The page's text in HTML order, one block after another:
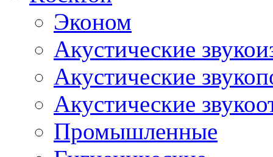
Эконом
Акустические
Акустические
Акустические
Промышленные